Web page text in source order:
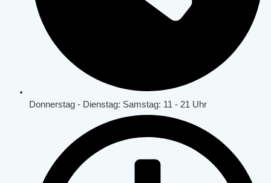
Donnerstag - Dienstag: Samstag: 11 - 21 Uhr